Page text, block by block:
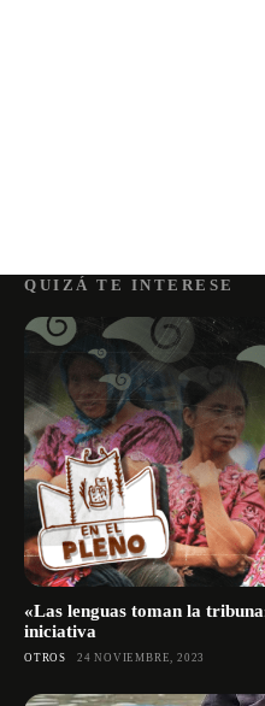
QUIZÁ TE INTERESE
«Las lenguas toman la
iniciativa
OTROS 24 NOVIEMBRE, 2023